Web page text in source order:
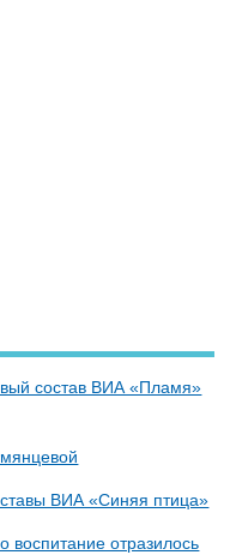
состав ВИА «Пламя»
ВИА «Синяя птица»
воспитание отразилось